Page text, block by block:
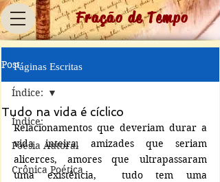
Fração de Tempo
Post
Índice:
Poesia Autoral
Crônica Poética
Índice:
Tudo na vida é cíclico
Relacionamentos que deveriam durar a
vida inteira, amizades que seriam
alicerces, amores que ultrapassaram
uma existência,  tudo tem uma
Páginas Escritas